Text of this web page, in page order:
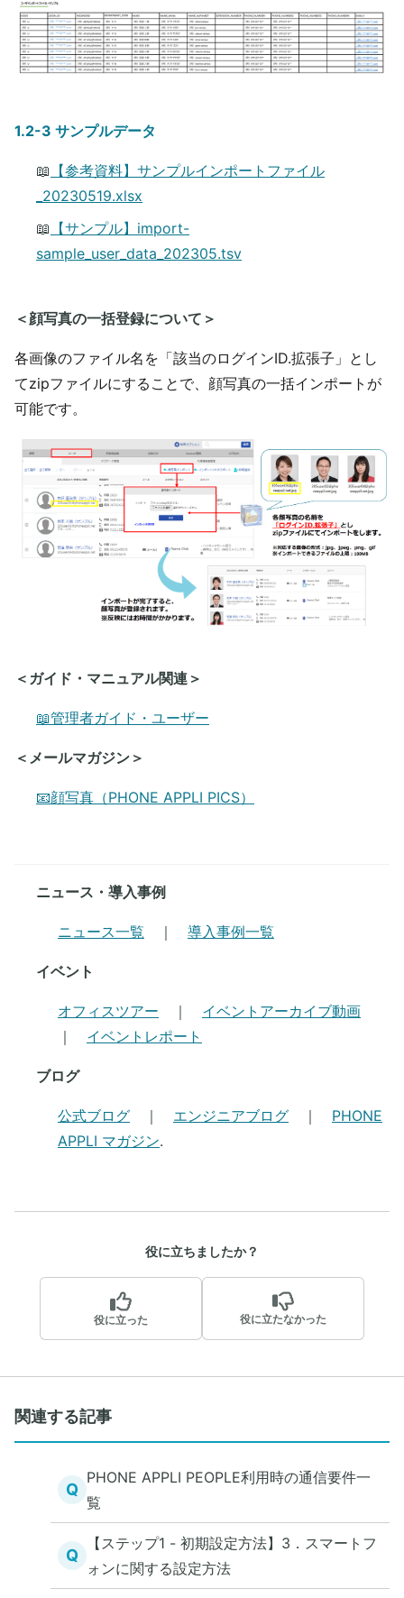
1.2-3 サンプルデータ
📖 【参考資料】サンプルインポートファイル
_20230519.xlsx
📖 【サンプル】import-
sample_user_data_202305.tsv
＜顔写真の一括登録について＞
各画像のファイル名を「該当のログインID.拡張子」とし
てzipファイルにすることで、顔写真の一括インポートが
可能です。
＜ガイド・マニュアル関連＞
📖管理者ガイド・ユーザー
​＜メールマガジン＞
📧顔写真（PHONE APPLI PICS）
ニュース・導入事例
ニュース一覧 ｜ 導入事例一覧
イベント
オフィスツアー ｜ イベントアーカイブ動画
｜ イベントレポート
ブログ
公式ブログ ｜ エンジニアブログ ｜ PHONE
APPLI マガジン.
役に立ちましたか？
役に立った 役に立たなかった
関連する記事
Q
PHONE APPLI PEOPLE利用時の通信要件一
覧
Q
【ステップ1 - 初期設定方法】3．スマートフ
ォンに関する設定方法